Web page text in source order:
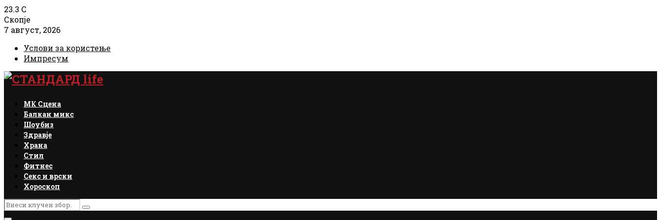
23.3 C
Скопје
7 август, 2026
Услови за користење
Импресум
Facebook
Instagram
Email
Rss
МК Сцена
Балкан микс
Шоубиз
Здравје
Храна
Стил
Фитнес
Секс и врски
Хороскоп
Search
for:
Search